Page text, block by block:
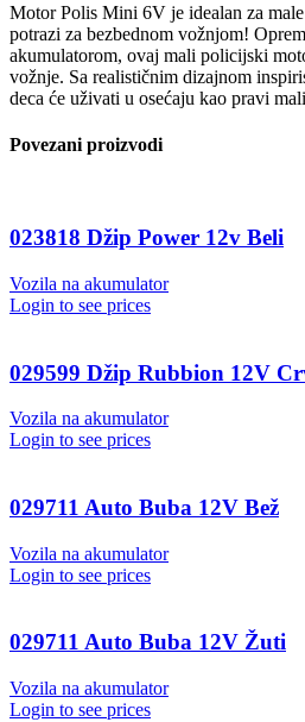
Motor Polis Mini 6V je idealan za
potrazi za bezbednom vožnjom!
akumulatorom, ovaj mali policijski
vožnje. Sa realističnim dizajnom
deca će uživati u osećaju kao pravi
Povezani proizvodi
023818 Džip Power 12v Beli
Vozila na akumulator
Login to see prices
029599 Džip Rubbion 12V
Vozila na akumulator
Login to see prices
029711 Auto Buba 12V Bež
Vozila na akumulator
Login to see prices
029711 Auto Buba 12V Žuti
Vozila na akumulator
Login to see prices